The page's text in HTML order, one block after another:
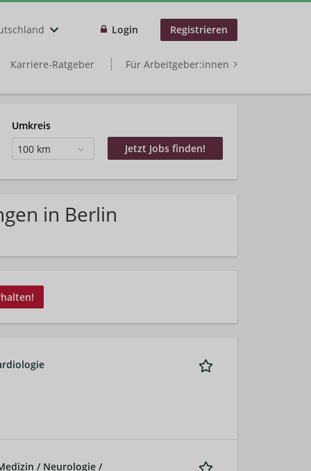
Login Registrieren
Karriere-Ratgeber Für Arbeitgeber:innen
Umkreis
100 km
in Berlin
/ Neurologie /